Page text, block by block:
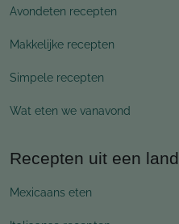
Avondeten recepten
Makkelijke recepten
Simpele recepten
Wat eten we vanavond
Recepten uit een land
Mexicaans eten